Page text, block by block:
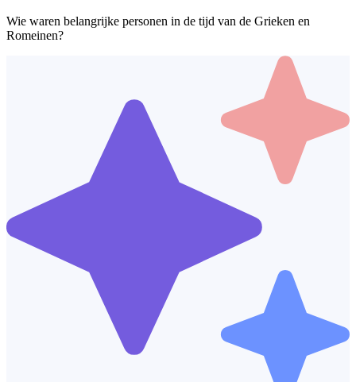
Wie waren belangrijke personen in de tijd van de Grieken en
Romeinen?